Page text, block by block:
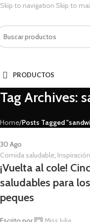
Skip to navigation Skip to
PRODUCTOS
Tag Archives:
Home/Posts Tagged
30 Ago
Comida saludable, Inspiración
¡Vuelta al cole!
saludables para
peques